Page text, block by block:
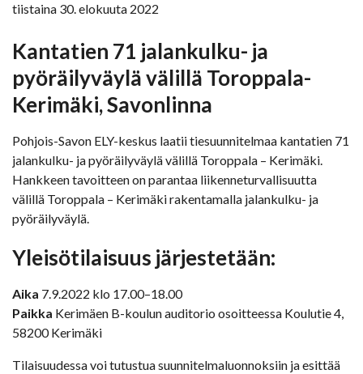
tiistaina 30. elokuuta 2022
Kantatien 71 jalankulku- ja
pyöräilyväylä välillä Toroppala-
Kerimäki, Savonlinna
Pohjois-Savon ELY-keskus laatii tiesuunnitelmaa kantatien 71
jalankulku- ja pyöräilyväylä välillä Toroppala – Kerimäki.
Hankkeen tavoitteen on parantaa liikenneturvallisuutta
välillä Toroppala – Kerimäki rakentamalla jalankulku- ja
pyöräilyväylä.
Yleisötilaisuus järjestetään:
Aika 7.9.2022 klo 17.00–18.00
Paikka Kerimäen B-koulun auditorio osoitteessa Koulutie 4,
58200 Kerimäki
Tilaisuudessa voi tutustua suunnitelmaluonnoksiin ja esittää